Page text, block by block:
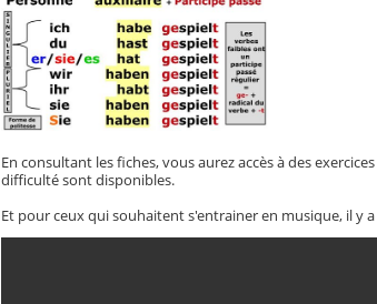
En consultant les fiches, vous aurez accès à des
difficulté sont disponibles.
Et pour ceux qui souhaitent s'entrainer en musique, il y